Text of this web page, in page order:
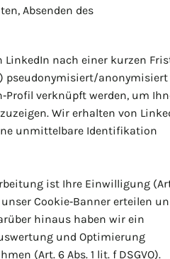
Absenden des
LinkedIn nach einer kurzen
pseudonymisiert/anonymisiert
verknüpft werden, um
Wir erhalten von
unmittelbare Identifikation
ist Ihre Einwilligung
unser Cookie‑Banner erteilen
hinaus haben wir ein
und Optimierung
(Art. 6 Abs. 1 lit. f DSGVO).